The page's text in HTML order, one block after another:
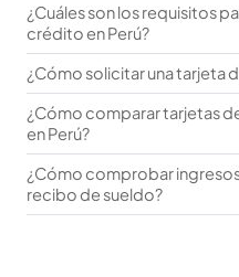
¿Cuáles son los requisitos
crédito en Perú?
¿Cómo solicitar una tarjeta
¿Cómo comparar tarjetas
en Perú?
¿Cómo comprobar
recibo de sueldo?